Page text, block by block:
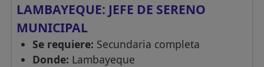
LAMBAYEQUE: JEFE DE SERENO
MUNICIPAL
Se requiere: Secundaria completa
Donde: Lambayeque